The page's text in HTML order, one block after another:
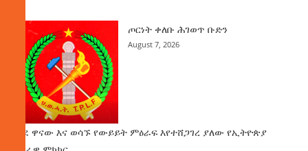
ጦርነት ቀለቡ ሕገወጥ ቡድን
August 7, 2026
ወደ ዋናው እና ወሳኙ የውይይት ምዕራፍ እየተሸጋገረ ያለው የኢትዮጵያ